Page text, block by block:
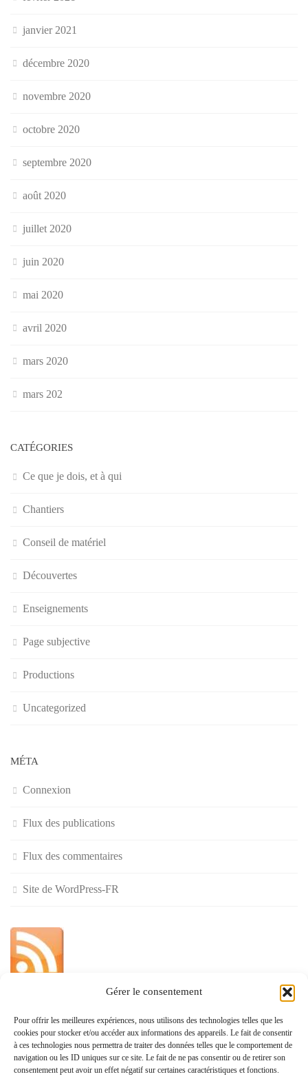
Gérer le consentement
Pour offrir les meilleures expériences, nous utilisons des technologies telles que les
cookies pour stocker et/ou accéder aux informations des appareils. Le fait de consentir
à ces technologies nous permettra de traiter des données telles que le comportement de
navigation ou les ID uniques sur ce site. Le fait de ne pas consentir ou de retirer son
consentement peut avoir un effet négatif sur certaines caractéristiques et fonctions.
janvier 2021
décembre 2020
novembre 2020
octobre 2020
septembre 2020
août 2020
juillet 2020
juin 2020
mai 2020
avril 2020
mars 2020
mars 202
CATÉGORIES
Ce que je dois, et à qui
Chantiers
Conseil de matériel
Découvertes
Enseignements
Page subjective
Productions
Uncategorized
MÉTA
Connexion
Flux des publications
Flux des commentaires
Site de WordPress-FR
»
Politique de confidentialité